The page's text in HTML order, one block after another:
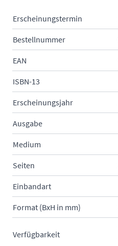
Erscheinungstermin
Bestellnummer
EAN
ISBN-13
Erscheinungsjahr
Ausgabe
Medium
Seiten
Einbandart
Format (BxH in mm)
Verfügbarkeit